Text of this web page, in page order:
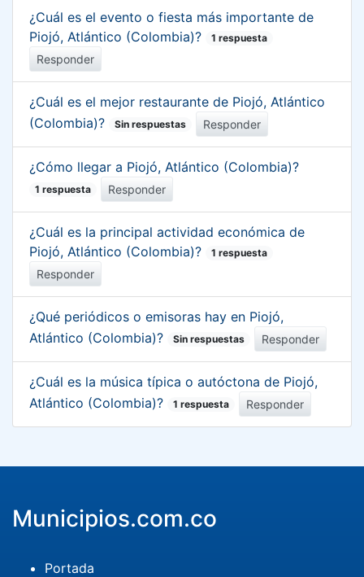
¿Cuál es el evento o fiesta más importante de
Piojó, Atlántico (Colombia)?
1 respuesta
Responder
¿Cuál es el mejor restaurante de Piojó, Atlántico
(Colombia)?
Sin respuestas Responder
¿Cómo llegar a Piojó, Atlántico (Colombia)?
1 respuesta Responder
¿Cuál es la principal actividad económica de
Piojó, Atlántico (Colombia)?
1 respuesta
Responder
¿Qué periódicos o emisoras hay en Piojó,
Atlántico (Colombia)?
Sin respuestas Responder
¿Cuál es la música típica o autóctona de Piojó,
Atlántico (Colombia)?
1 respuesta Responder
Municipios.com.co
Portada